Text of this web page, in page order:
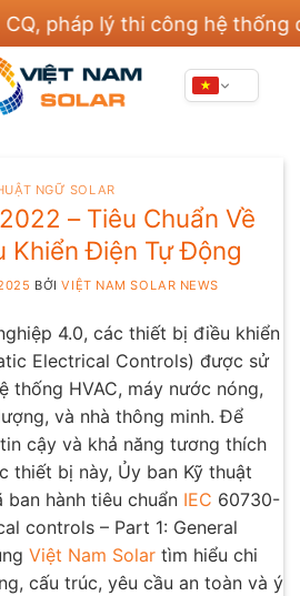
lý thi công hệ thống điện
NGỮ SOLAR
– Tiêu Chuẩn Về
Khiển Điện Tự Động
BỞIVIỆT NAM SOLAR NEWS
4.0, các thiết bị điều khiển
Electrical Controls) được sử
thống HVAC, máy nước nóng,
và nhà thông minh. Để
cậy và khả năng tương thích
thiết bị này, Ủy ban Kỹ thuật
ban hành tiêu chuẩn IEC 60730-
controls – Part 1: General
Việt Nam Solar tìm hiểu chi
cấu trúc, yêu cầu an toàn và ý